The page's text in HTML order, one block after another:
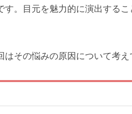
。目元を魅力的に演出する
その悩みの原因について考え